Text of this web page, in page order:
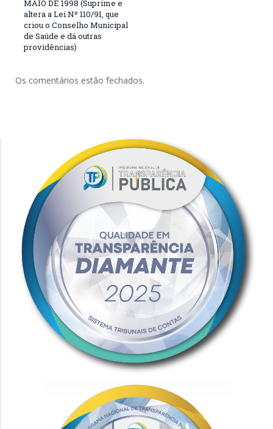
MAIO DE 1998 (Suprime e
altera a Lei Nº 110/91, que
criou o Conselho Municipal
de Saúde e dá outras
providências)
Os comentários estão fechados.